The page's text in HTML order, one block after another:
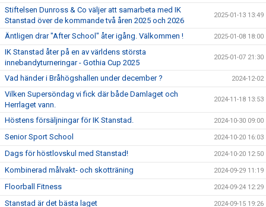
Stiftelsen Dunross & Co väljer att samarbeta med IK
Stanstad över de kommande två åren 2025 och 2026
2025-01-13 13:49
Äntligen drar "After School" åter igång. Välkommen ! 2025-01-08 18:00
IK Stanstad åter på en av världens största
innebandyturneringar - Gothia Cup 2025
2025-01-07 21:30
Vad händer i Bråhögshallen under december ? 2024-12-02
Vilken Supersöndag vi fick där både Damlaget och
Herrlaget vann.
2024-11-18 13:53
Höstens försäljningar för IK Stanstad. 2024-10-30 09:00
Senior Sport School 2024-10-20 16:03
Dags för höstlovskul med Stanstad! 2024-10-20 12:50
Kombinerad målvakt- och skotträning 2024-09-29 11:19
Floorball Fitness 2024-09-24 12:29
Stanstad är det bästa laget 2024-09-15 19:26